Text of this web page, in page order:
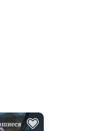
рейтинг 5 на основе 2